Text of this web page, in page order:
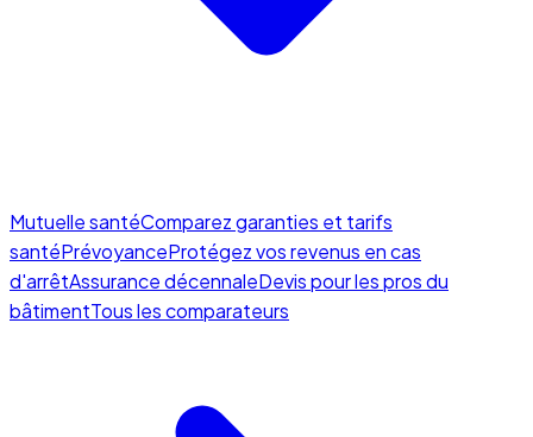
Mutuelle santéComparez garanties et tarifs
santéPrévoyanceProtégez vos revenus en cas
d'arrêtAssurance décennaleDevis pour les pros du
bâtimentTous les comparateurs